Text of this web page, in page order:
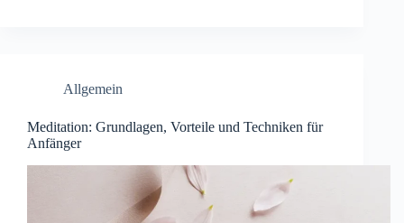
Allgemein
Meditation: Grundlagen, Vorteile und Techniken für
Anfänger